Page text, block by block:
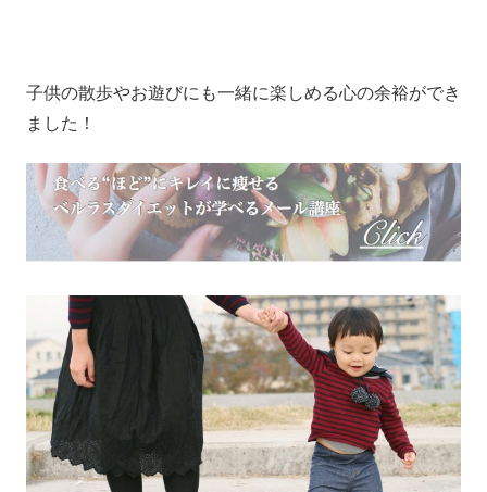
子供の散歩やお遊びにも一緒に楽しめる心の余裕ができ
ました！